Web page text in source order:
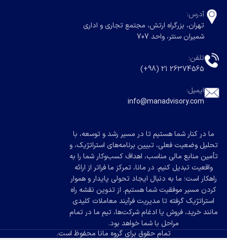
آدرس:
تهران، بزرگراه ارتش، مجتمع تجاری و اداری
شمیران سنتر، واحد 707
تلفن:
26374565 21 (98+)
ایمیل:
info@manadvisory.com
ما در کنار شما هستیم تا در مسیر رشد و توسعه، با
تحلیل وضعیت فعلی، تبیین برنامه‌های استراتژیک، و
تأمین منابع مالی مناسب، اهداف کسب‌وکار شما را به
واقعیت تبدیل کنیم. در مانا، تمرکز ما فراتر از ارائه
راهکار است؛ ما به دنبال ایجاد تحولی پایدار و هموار
کردن مسیر موفقیت شما هستیم. از تدوین نقشه راه
استراتژیک گرفته تا مدیریت فرآیند معاملات کلیدی
مانند خرید، فروش یا ادغام شرکت‌ها، تیم ما در تمام
مراحل با شما خواهد بود.
تمام حقوق برای گروه مانا محفوظ است.